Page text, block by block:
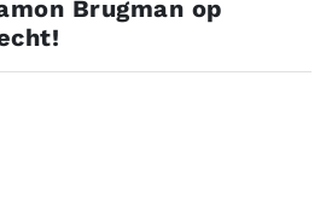
Brugman op